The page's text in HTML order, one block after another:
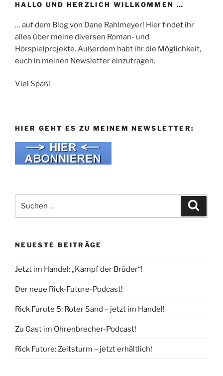
HALLO UND HERZLICH WILLKOMMEN …
… auf dem Blog von Dane Rahlmeyer! Hier findet ihr
alles über meine diversen Roman- und
Hörspielprojekte. Außerdem habt ihr die Möglichkeit,
euch in meinen Newsletter einzutragen.
Viel Spaß!
HIER GEHT ES ZU MEINEM NEWSLETTER:
nach:
NEUESTE BEITRÄGE
Jetzt im Handel: „Kampf der Brüder“!
Der neue Rick-Future-Podcast!
Rick Furute 5: Roter Sand – jetzt im Handel!
Zu Gast im Ohrenbrecher-Podcast!
Rick Future: Zeitsturm – jetzt erhältlich!